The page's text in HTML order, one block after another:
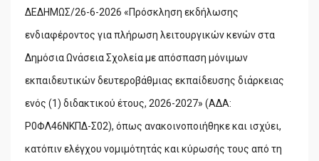
ΔΕΔΗΜΩΣ/26-6-2026 «Πρόσκληση εκδήλωσης
ενδιαφέροντος για πλήρωση λειτουργικών κενών στα
Δημόσια Ωνάσεια Σχολεία με απόσπαση μόνιμων
εκπαιδευτικών δευτεροβάθμιας εκπαίδευσης διάρκειας
ενός (1) διδακτικού έτους, 2026-2027» (ΑΔΑ:
Ρ0ΦΛ46ΝΚΠΔ-Σ02), όπως ανακοινοποιήθηκε και ισχύει,
κατόπιν ελέγχου νομιμότητάς και κύρωσής τους από τη